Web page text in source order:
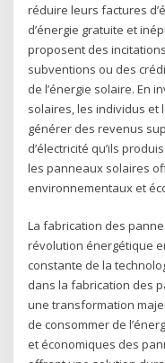
réduire leurs factures
d’énergie gratuite et
proposent des
subventions ou des
de l’énergie solaire. En
solaires, les individus
générer des revenus
d’électricité qu’ils
les panneaux solaires
environnementaux et
La fabrication des
révolution énergétique
constante de la
dans la fabrication des
une transformation
de consommer de
et économiques des